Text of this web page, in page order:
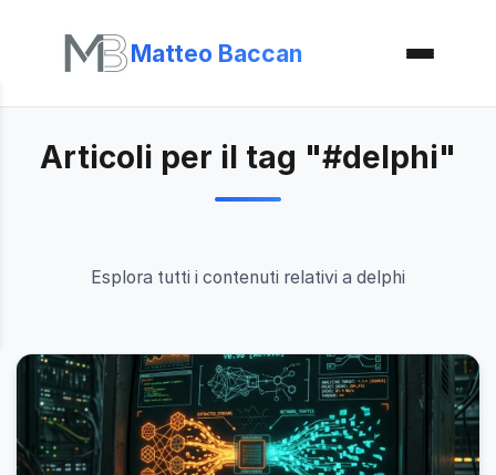
Matteo Baccan
Articoli per il tag "#delphi"
Esplora tutti i contenuti relativi a delphi